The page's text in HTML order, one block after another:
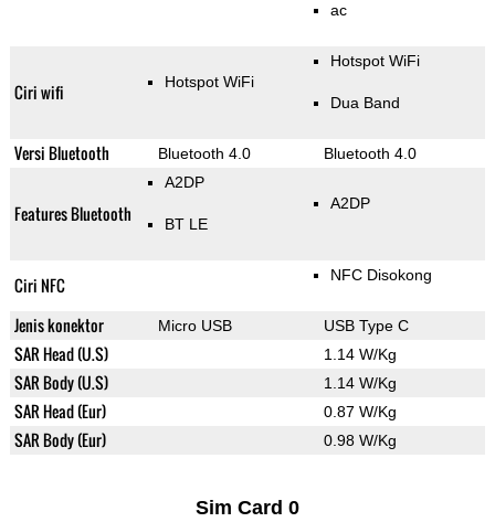
ac
Ciri wifi Hotspot WiFi
Hotspot WiFi
Dua Band
Versi Bluetooth Bluetooth 4.0 Bluetooth 4.0
Features Bluetooth
A2DP
BT LE
A2DP
Ciri NFC NFC Disokong
Jenis konektor Micro USB USB Type C
SAR Head (U.S) 1.14 W/Kg
SAR Body (U.S) 1.14 W/Kg
SAR Head (Eur) 0.87 W/Kg
SAR Body (Eur) 0.98 W/Kg
Sim Card 0